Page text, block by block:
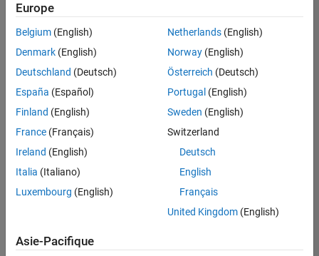
correspondant
à vos
critères
de
recherche.
Vous
pouvez
élargir
votre
recherche
ou
afficher
l’ensemble
d'emploi.
Europe
Belgium (English)
Denmark (English)
Deutschland (Deutsch)
España (Español)
Finland (English)
France (Français)
Ireland (English)
Italia (Italiano)
Luxembourg (English)
Netherlands(English)
Norway(English)
Österreich (Deutsch)
Portugal (English)
Sweden (English)
Switzerland
Deutsch
English
Français
United Kingdom(English)
Asie-Pacifique